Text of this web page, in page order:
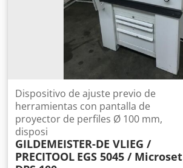
Dispositivo de ajuste previo de
herramientas con pantalla de
proyector de perfiles Ø 100 mm,
disposi
GILDEMEISTER-DE VLIEG /
PRECITOOL EGS 5045 / Microset